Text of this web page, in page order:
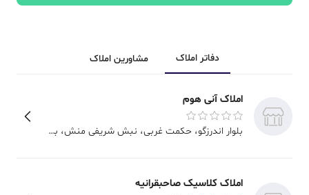
دفاتر املاک مشاورین املاک
املاک آنی هوم
بلوار اندرزگو، حکمت غربی، نبش شریفی منش، بن بست یکم، پلاک 4
املاک کلاسیک صاحبقرانیه